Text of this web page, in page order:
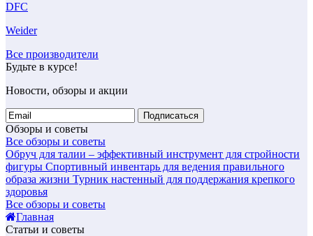
DFC
Weider
Все производители
Будьте в курсе!
Новости, обзоры и акции
Подписаться
Обзоры и советы
Все обзоры и советы
Обруч для талии – эффективный инструмент для стройности
фигуры Спортивный инвентарь для ведения правильного
образа жизни Турник настенный для поддержания крепкого
здоровья
Все обзоры и советы
Главная
Статьи и советы